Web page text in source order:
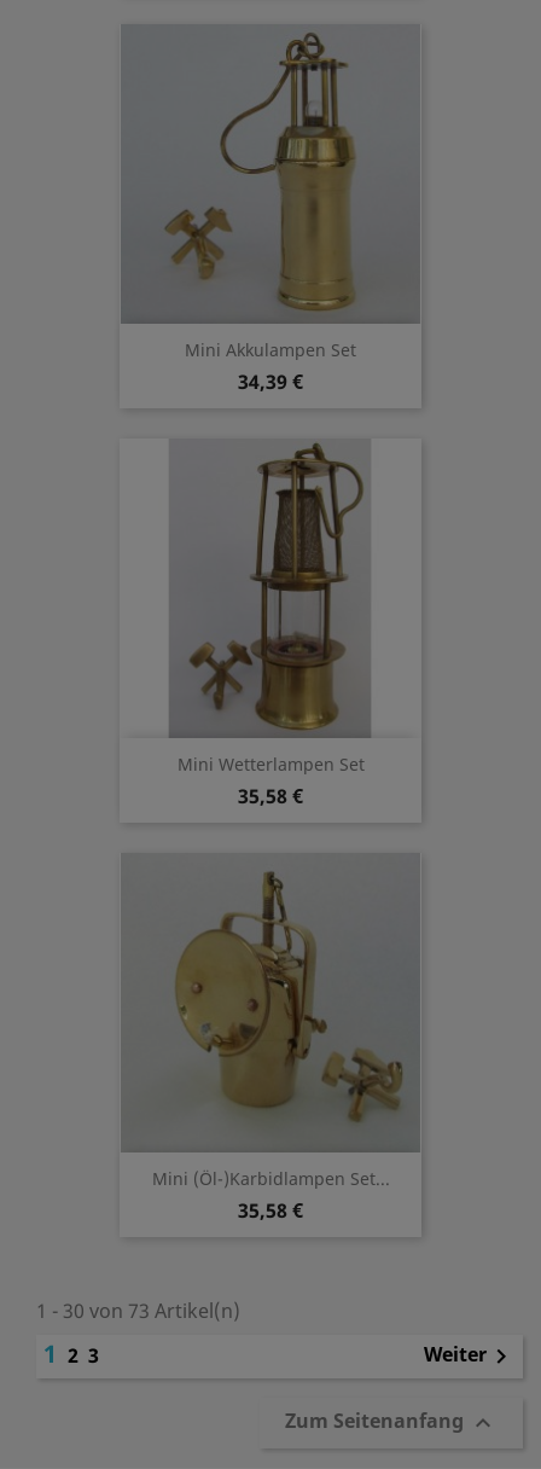
Mini Akkulampen Set
34,39 €
Mini Wetterlampen Set
35,58 €
Mini (Öl-)Karbidlampen Set...
35,58 €
1 - 30 von 73 Artikel(n)
1 2 3 Weiter 
Zum Seitenanfang 